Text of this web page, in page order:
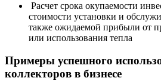
Расчет срока окупаемости
стоимости установки и
также ожидаемой прибыли от
или использования тепла
Примеры успешного
коллекторов в бизнесе